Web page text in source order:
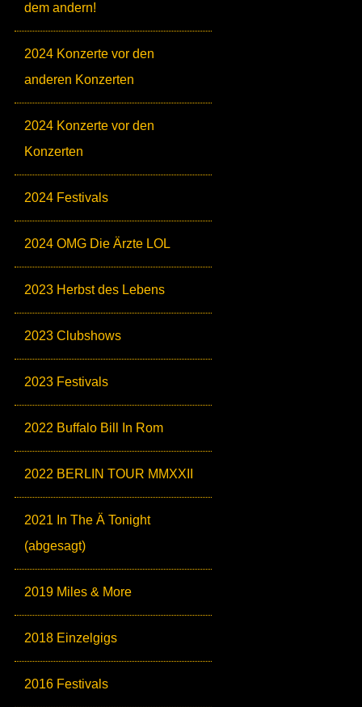
dem andern!
2024 Konzerte vor den
anderen Konzerten
2024 Konzerte vor den
Konzerten
2024 Festivals
2024 OMG Die Ärzte LOL
2023 Herbst des Lebens
2023 Clubshows
2023 Festivals
2022 Buffalo Bill In Rom
2022 BERLIN TOUR MMXXII
2021 In The Ä Tonight
(abgesagt)
2019 Miles & More
2018 Einzelgigs
2016 Festivals